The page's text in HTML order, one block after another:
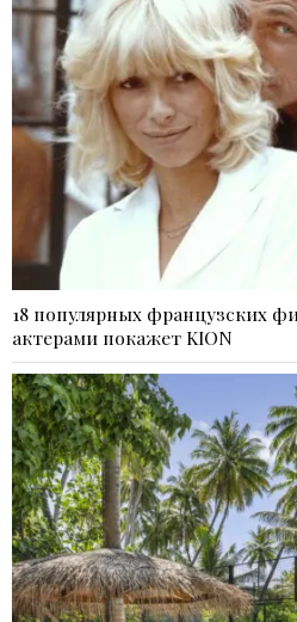
18 популярных французских
актерами покажет KION